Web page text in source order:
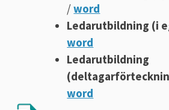
/word
Ledarutbildning (i
word
Ledarutbildning
word